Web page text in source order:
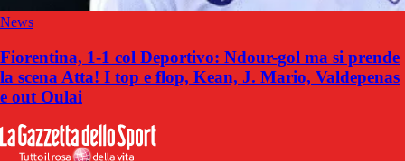
News
Fiorentina, 1-1 col Deportivo: Ndour-gol ma si prende
la scena Atta! I top e flop, Kean, J. Mario, Valdepenas
e out Oulai